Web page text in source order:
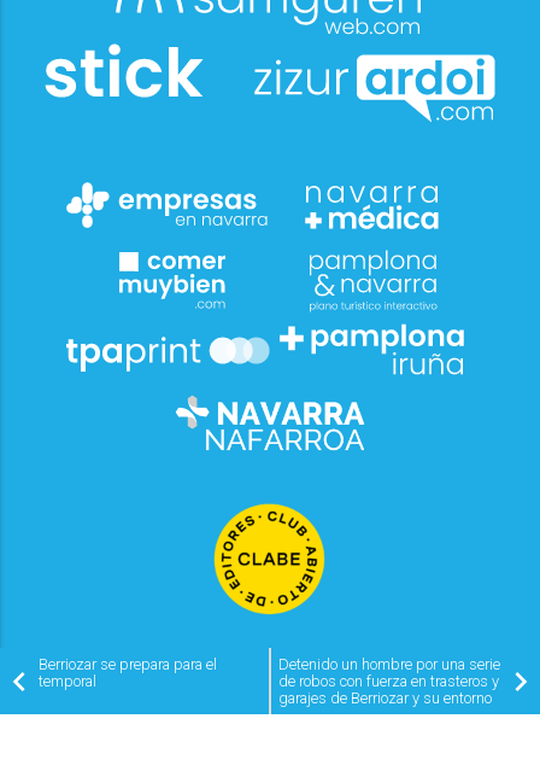
Berriozar se prepara para el
temporal
Detenido un hombre por una serie
de robos con fuerza en trasteros y
garajes de Berriozar y su entorno